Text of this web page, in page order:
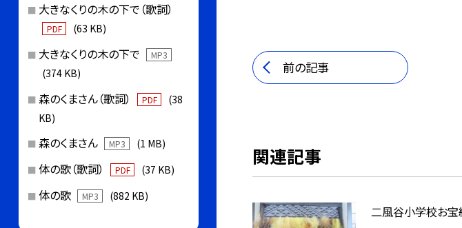
前の記事
関連記事
二風谷小学校お宝
大きなくりの木の下で（歌詞）
PDF (63 KB)
大きなくりの木の下で MP3
(374 KB)
森のくまさん（歌詞） PDF
(38
KB)
森のくまさん MP3 (1 MB)
体の歌（歌詞） PDF (37 KB)
体の歌 MP3 (882 KB)